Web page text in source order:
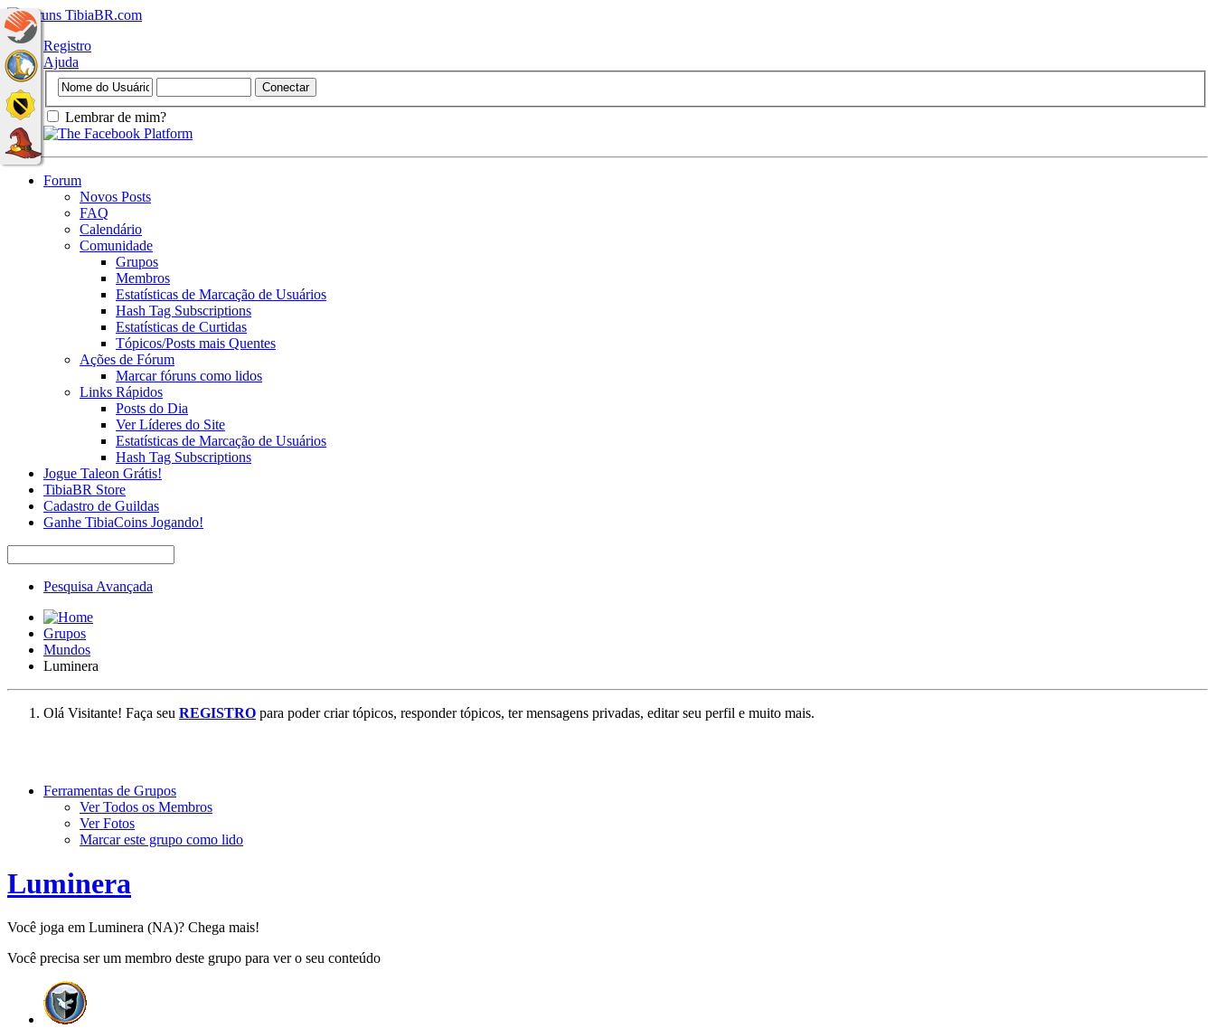
Registro
Ajuda
Lembrar de mim?
Forum
Novos Posts
FAQ
Calendário
Comunidade
Grupos
Membros
Estatísticas de Marcação de Usuários
Hash Tag Subscriptions
Estatísticas de Curtidas
Tópicos/Posts mais Quentes
Ações de Fórum
Marcar fóruns como lidos
Links Rápidos
Posts do Dia
Ver Líderes do Site
Estatísticas de Marcação de Usuários
Hash Tag Subscriptions
Jogue Taleon Grátis!
TibiaBR Store
Cadastro de Guildas
Ganhe TibiaCoins Jogando!
Pesquisa Avançada
Grupos
Mundos
Luminera
Olá Visitante! Faça seu REGISTRO para poder criar tópicos, responder tópicos, ter mensagens privadas, editar seu perfil e muito mais.
Ferramentas de Grupos
Ver Todos os Membros
Ver Fotos
Marcar este grupo como lido
Luminera
Você joga em Luminera (NA)? Chega mais!
Você precisa ser um membro deste grupo para ver o seu conteúdo